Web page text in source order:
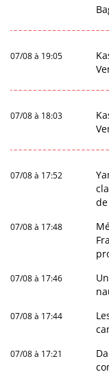
07/08 à 19:05
07/08 à 18:03
07/08 à 17:52
07/08 à 17:48
07/08 à 17:46
07/08 à 17:44
07/08 à 17:21